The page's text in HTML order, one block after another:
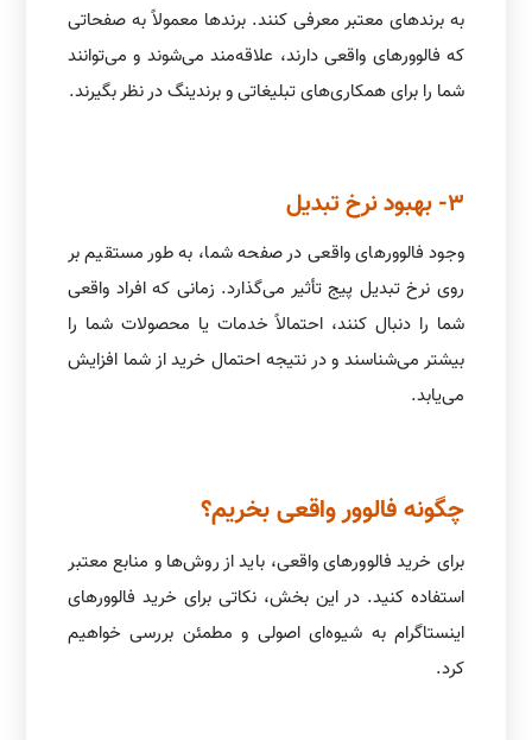
به برندهای معتبر معرفی کنند. برندها معمولاً به صفحاتی
که فالوورهای واقعی دارند، علاقه‌مند می‌شوند و می‌توانند
شما را برای همکاری‌های تبلیغاتی و برندینگ در نظر بگیرند.
3- بهبود نرخ تبدیل
وجود فالوورهای واقعی در صفحه شما، به طور مستقیم بر
روی نرخ تبدیل پیج تأثیر می‌گذارد. زمانی که افراد واقعی
شما را دنبال کنند، احتمالاً خدمات یا محصولات شما را
بیشتر می‌شناسند و در نتیجه احتمال خرید از شما افزایش
می‌یابد.
چگونه فالوور واقعی بخریم؟
برای خرید فالوورهای واقعی، باید از روش‌ها و منابع معتبر
استفاده کنید. در این بخش، نکاتی برای خرید فالوورهای
اینستاگرام به شیوه‌ای اصولی و مطمئن بررسی خواهیم
کرد.